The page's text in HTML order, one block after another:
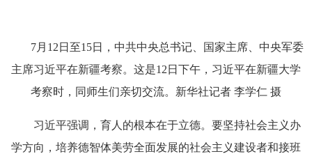
7月12日至15日，中共中央总书记、国家主席、中央军委
主席习近平在新疆考察。这是12日下午，习近平在新疆大学
考察时，同师生们亲切交流。新华社记者 李学仁 摄
习近平强调，育人的根本在于立德。要坚持社会主义办
学方向，培养德智体美劳全面发展的社会主义建设者和接班